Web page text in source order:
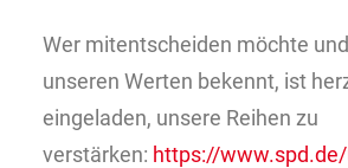
Wer mitentscheiden möchte
unseren Werten bekennt, ist
eingeladen, unsere Reihen zu
verstärken: https://